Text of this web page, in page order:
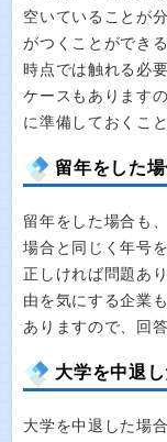
空いていることが
がつくことができ
時点では触れる必
ケースもあります
に準備しておくこ
留年をした
留年をした場合も
場合と同じく年号
正しければ問題あ
由を気にする企業
ありますので、回
大学を中退
大学を中退した場